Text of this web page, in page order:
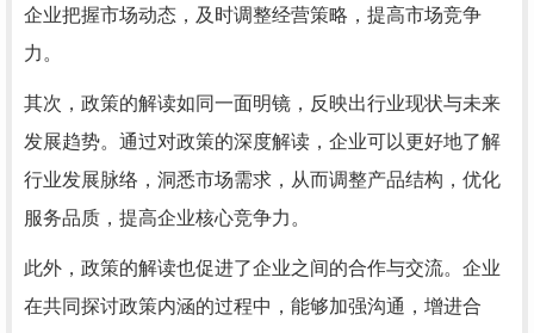
企业把握市场动态，及时调整经营策略，提高市场竞争
力。
其次，政策的解读如同一面明镜，反映出行业现状与未来
发展趋势。通过对政策的深度解读，企业可以更好地了解
行业发展脉络，洞悉市场需求，从而调整产品结构，优化
服务品质，提高企业核心竞争力。
此外，政策的解读也促进了企业之间的合作与交流。企业
在共同探讨政策内涵的过程中，能够加强沟通，增进合